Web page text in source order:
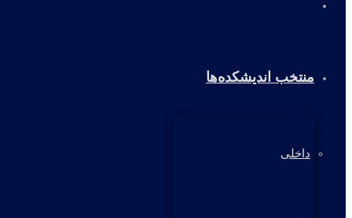
منتخب اندیشکده‌ها
داخلی